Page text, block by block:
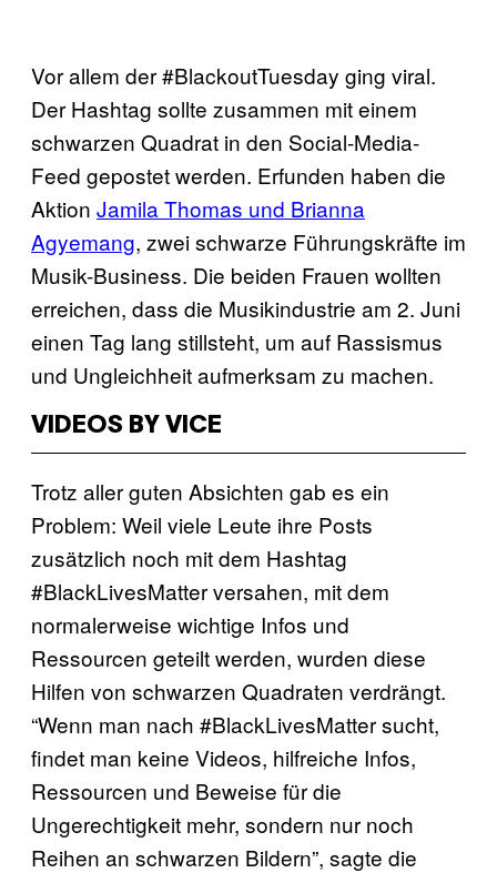
Vor allem der #BlackoutTuesday ging viral.
Der Hashtag sollte zusammen mit einem
schwarzen Quadrat in den Social-Media-
Feed gepostet werden. Erfunden haben die
Aktion Jamila Thomas und Brianna
Agyemang, zwei schwarze Führungskräfte im
Musik-Business. Die beiden Frauen wollten
erreichen, dass die Musikindustrie am 2. Juni
einen Tag lang stillsteht, um auf Rassismus
und Ungleichheit aufmerksam zu machen.
VIDEOS BY VICE
Trotz aller guten Absichten gab es ein
Problem: Weil viele Leute ihre Posts
zusätzlich noch mit dem Hashtag
#BlackLivesMatter versahen, mit dem
normalerweise wichtige Infos und
Ressourcen geteilt werden, wurden diese
Hilfen von schwarzen Quadraten verdrängt.
“Wenn man nach #BlackLivesMatter sucht,
findet man keine Videos, hilfreiche Infos,
Ressourcen und Beweise für die
Ungerechtigkeit mehr, sondern nur noch
Reihen an schwarzen Bildern”, sagte die